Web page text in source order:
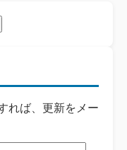
れば、更新をメー